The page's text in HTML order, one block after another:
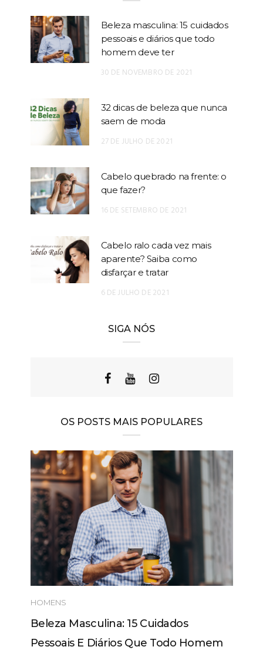
Beleza masculina: 15 cuidados
pessoais e diários que todo
homem deve ter
30 DE NOVEMBRO DE 2021
32 dicas de beleza que nunca
saem de moda
27 DE JULHO DE 2021
Cabelo quebrado na frente: o
que fazer?
16 DE SETEMBRO DE 2021
Cabelo ralo cada vez mais
aparente? Saiba como
disfarçar e tratar
6 DE JULHO DE 2021
SIGA NÓS
OS POSTS MAIS POPULARES
HOMENS
Beleza Masculina: 15 Cuidados
Pessoais E Diários Que Todo Homem